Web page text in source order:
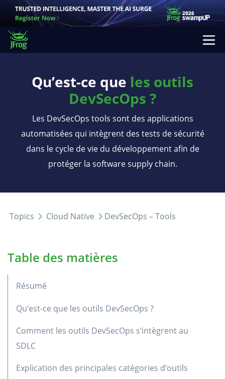
Qu’est-ce que les outils
DevSecOps ?
Les DevSecOps tools sont des applications
automatisées qui intègrent des tests de sécurité
dans le cycle de vie du développement afin de
protéger la software supply chain.
Topics Cloud Native DevSecOps – Tools
Table des matières
Résumé
Qu’est-ce que les outils DevSecOps ?
Comment les outils DevSecOps s’intègrent au
SDLC
Explication des principales catégories d’outils